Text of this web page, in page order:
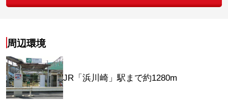
周辺環境
JR「浜川崎」駅まで約1280m